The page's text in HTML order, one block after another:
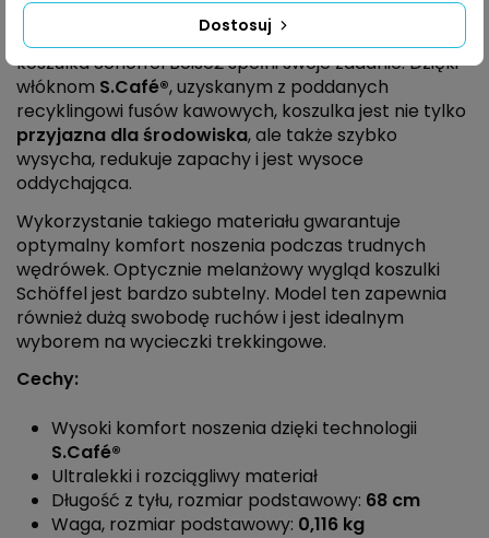
Na kilkudniowej wycieczce funkcjonalna koszula
musi działać sprawnie. Możesz być pewny, że
koszulka Schöffel Boise2 spełni swoje zadanie. Dzięki
włóknom S.Café®, uzyskanym z poddanych
recyklingowi fusów kawowych, koszulka jest nie tylko
przyjazna dla środowiska, ale także szybko
wysycha, redukuje zapachy i jest wysoce
oddychająca.
Wykorzystanie takiego materiału gwarantuje
optymalny komfort noszenia podczas trudnych
wędrówek. Optycznie melanżowy wygląd koszulki
Schöffel jest bardzo subtelny. Model ten zapewnia
również dużą swobodę ruchów i jest idealnym
wyborem na wycieczki trekkingowe.
Cechy:
Wysoki komfort noszenia dzięki technologii
S.Café®
Ultralekki i rozciągliwy materiał
Długość z tyłu, rozmiar podstawowy: 68 cm
Waga, rozmiar podstawowy: 0,116 kg
Dostosuj